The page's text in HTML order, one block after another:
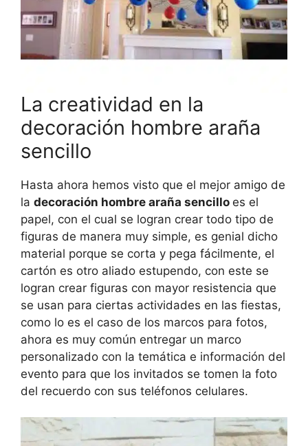
La creatividad en la
decoración hombre araña
sencillo
Hasta ahora hemos visto que el mejor amigo de
la decoración hombre araña sencillo es el
papel, con el cual se logran crear todo tipo de
figuras de manera muy simple, es genial dicho
material porque se corta y pega fácilmente, el
cartón es otro aliado estupendo, con este se
logran crear figuras con mayor resistencia que
se usan para ciertas actividades en las fiestas,
como lo es el caso de los marcos para fotos,
ahora es muy común entregar un marco
personalizado con la temática e información del
evento para que los invitados se tomen la foto
del recuerdo con sus teléfonos celulares.